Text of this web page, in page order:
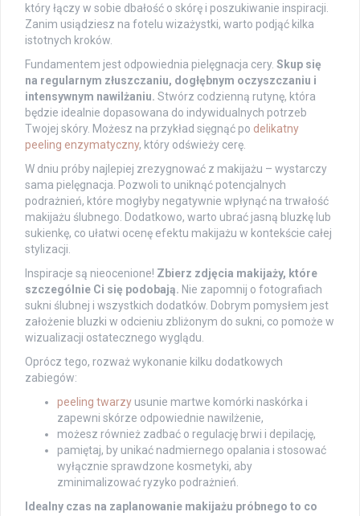
który łączy w sobie dbałość o skórę i poszukiwanie inspiracji.
Zanim usiądziesz na fotelu wizażystki, warto podjąć kilka
istotnych kroków.
Fundamentem jest odpowiednia pielęgnacja cery. Skup się
na regularnym złuszczaniu, dogłębnym oczyszczaniu i
intensywnym nawilżaniu. Stwórz codzienną rutynę, która
będzie idealnie dopasowana do indywidualnych potrzeb
Twojej skóry. Możesz na przykład sięgnąć po delikatny
peeling enzymatyczny, który odświeży cerę.
W dniu próby najlepiej zrezygnować z makijażu – wystarczy
sama pielęgnacja. Pozwoli to uniknąć potencjalnych
podrażnień, które mogłyby negatywnie wpłynąć na trwałość
makijażu ślubnego. Dodatkowo, warto ubrać jasną bluzkę lub
sukienkę, co ułatwi ocenę efektu makijażu w kontekście całej
stylizacji.
Inspiracje są nieocenione! Zbierz zdjęcia makijaży, które
szczególnie Ci się podobają. Nie zapomnij o fotografiach
sukni ślubnej i wszystkich dodatków. Dobrym pomysłem jest
założenie bluzki w odcieniu zbliżonym do sukni, co pomoże w
wizualizacji ostatecznego wyglądu.
Oprócz tego, rozważ wykonanie kilku dodatkowych
zabiegów:
peeling twarzy usunie martwe komórki naskórka i
zapewni skórze odpowiednie nawilżenie,
możesz również zadbać o regulację brwi i depilację,
pamiętaj, by unikać nadmiernego opalania i stosować
wyłącznie sprawdzone kosmetyki, aby
zminimalizować ryzyko podrażnień.
Idealny czas na zaplanowanie makijażu próbnego to co